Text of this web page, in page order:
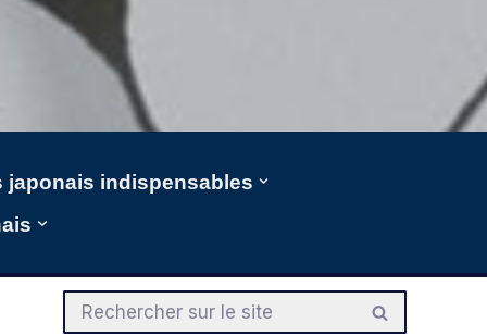
japonais indispensables